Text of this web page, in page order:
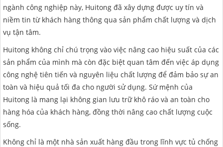
ngành công nghiệp này, Huitong đã xây dựng được uy tín và
niềm tin từ khách hàng thông qua sản phẩm chất lượng và dịch
vụ tận tâm.
Huitong không chỉ chú trọng vào việc nâng cao hiệu suất của các
sản phẩm của mình mà còn đặc biệt quan tâm đến việc áp dụng
công nghệ tiên tiến và nguyên liệu chất lượng để đảm bảo sự an
toàn và hiệu quả tối đa cho người sử dụng. Sứ mệnh của
Huitong là mang lại không gian lưu trữ khô ráo và an toàn cho
hàng hóa của khách hàng, đồng thời nâng cao chất lượng cuộc
sống.
Không chỉ là một nhà sản xuất hàng đầu trong lĩnh vực tủ chống